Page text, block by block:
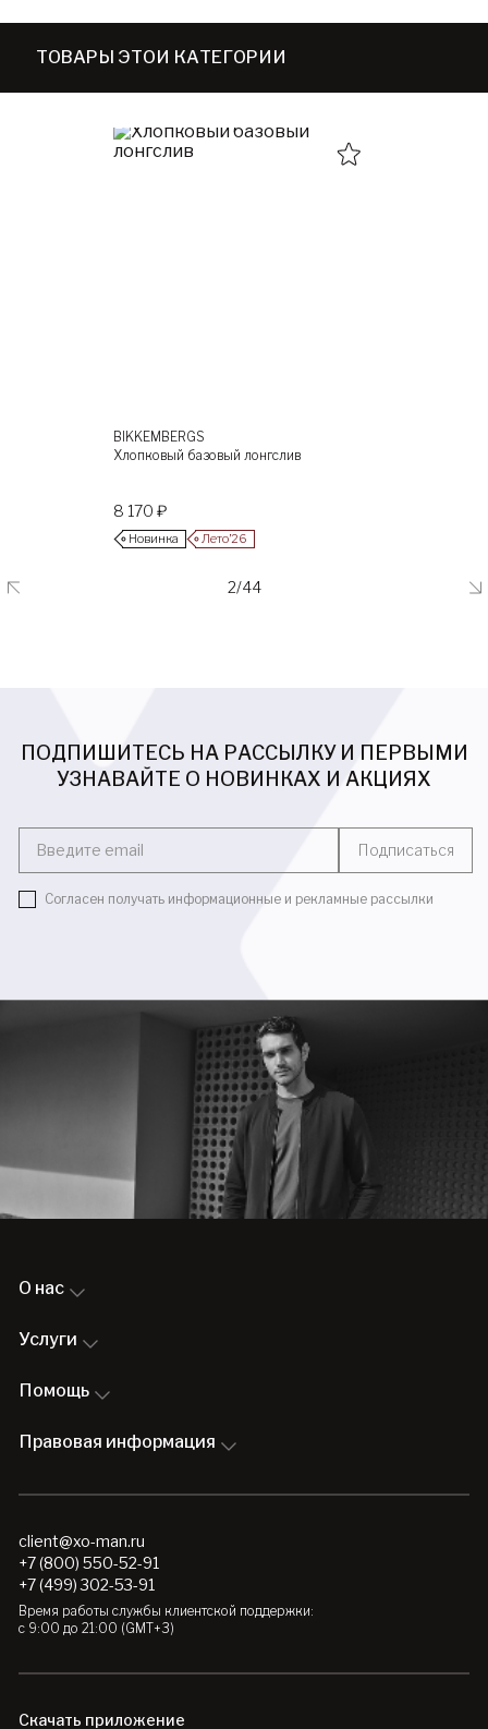
ТОВАРЫ ЭТОЙ КАТЕГОРИИ
BIKKEMBERGS
Хлопковый базовый лонгслив
8 170 ₽
Новинка Лето’26
2/44
ПОДПИШИТЕСЬ НА РАССЫЛКУ И ПЕРВЫМИ
УЗНАВАЙТЕ О НОВИНКАХ И АКЦИЯХ
Введите email Подписаться
Согласен получать информационные и рекламные рассылки
О нас
Услуги
Помощь
Правовая информация
client@xo-man.ru
+7 (800) 550-52-91
+7 (499) 302-53-91
Время работы службы клиентской поддержки:
с 9:00 до 21:00 (GMT+3)
Скачать приложение